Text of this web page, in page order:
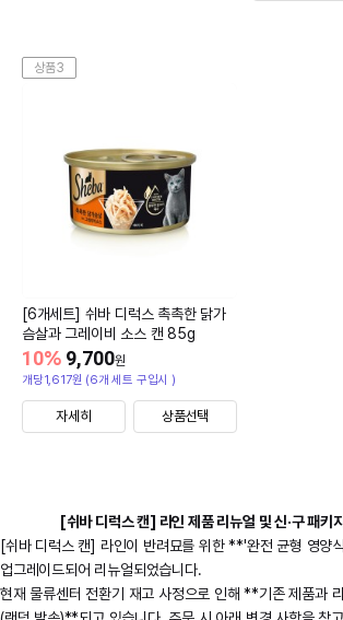
상품3
[6개세트] 쉬바 디럭스 촉촉한 닭가
슴살과 그레이비 소스 캔 85g
9,700원
10%
개당1,617원 (6개 세트 구입시 )
자세히 상품선택
[쉬바 디럭스 캔] 라인 제품 리뉴얼 및 신·구 패키
[쉬바 디럭스 캔] 라인이 반려묘를 위한 **'완전 균형 영양
업그레이드되어 리뉴얼되었습니다.
현재 물류센터 전환기 재고 사정으로 인해 **기존 제품과